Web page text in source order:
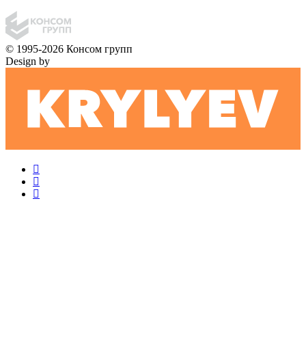
© 1995-2026 Консом групп
Design by